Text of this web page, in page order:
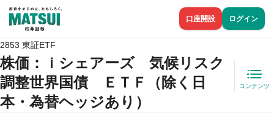
口座開設 ログイン
2853 東証ETF
株価 ：ｉシェアーズ 気候リスク
調整世界国債 ＥＴＦ（除く日
本・為替ヘッジあり）
コンテンツ